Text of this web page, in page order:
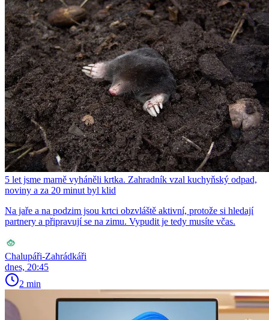
5 let jsme marně vyháněli krtka. Zahradník vzal kuchyňský odpad,
noviny a za 20 minut byl klid
Na jaře a na podzim jsou krtci obzvláště aktivní, protože si hledají
partnery a připravují se na zimu. Vypudit je tedy musíte včas.
Chalupáři-Zahrádkáři
dnes, 20:45
2 min